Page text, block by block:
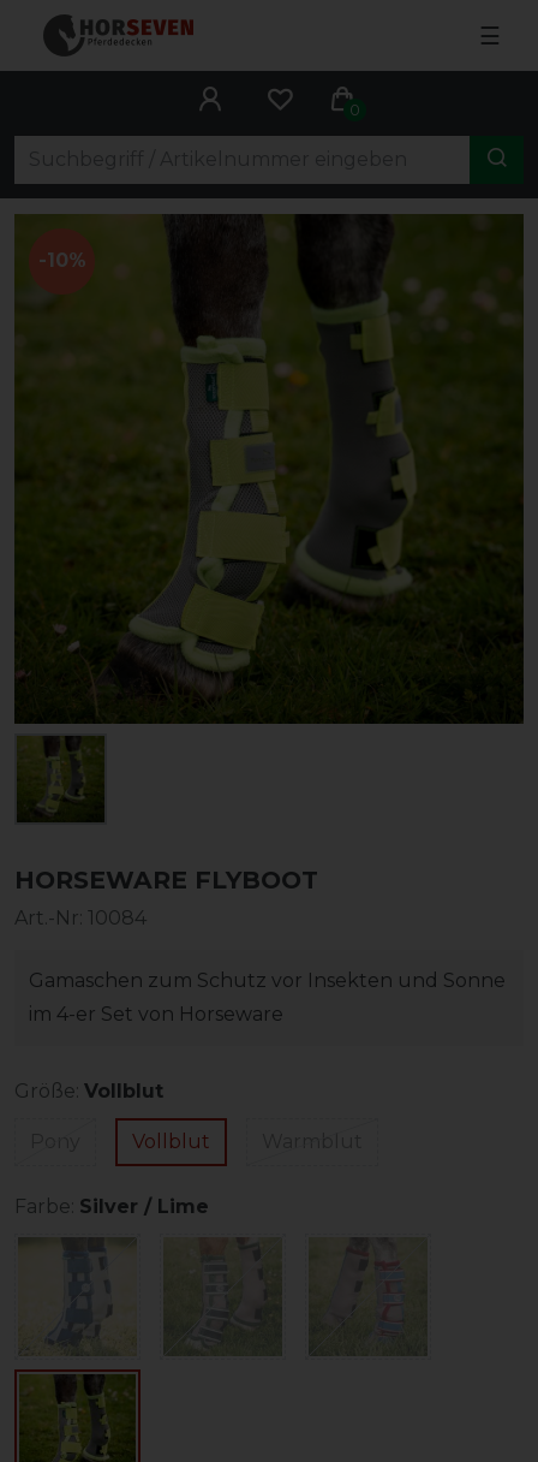
☰
0
-10%
HORSEWARE FLYBOOT
Art.-Nr: 10084
Gamaschen zum Schutz vor Insekten und Sonne
im 4-er Set von Horseware
Größe: Vollblut
Vollblut
Farbe: Silver / Lime